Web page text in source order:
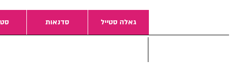
גאלה סטייל סדנאות